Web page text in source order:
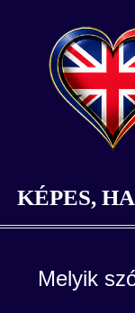
KÉPES,
Melyik